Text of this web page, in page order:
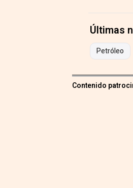
Últimas
Petróleo
Contenido